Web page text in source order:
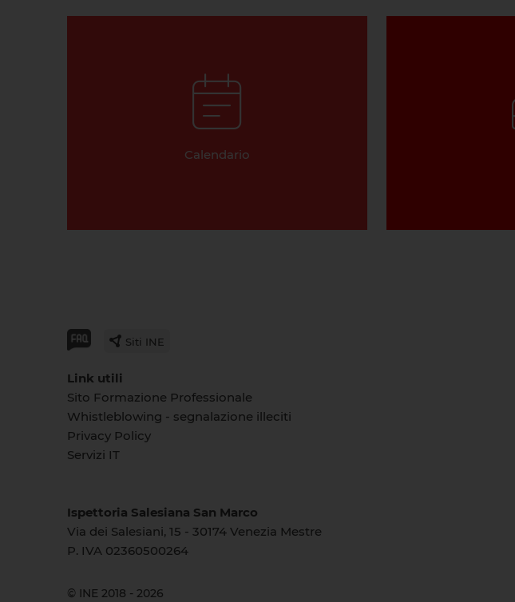
Calendario
Siti INE
Link utili
Sito Formazione Professionale
Whistleblowing - segnalazione illeciti
Privacy Policy
Servizi IT
Ispettoria Salesiana San Marco
Via dei Salesiani, 15 - 30174 Venezia Mestre
P. IVA 02360500264
© INE 2018 - 2026